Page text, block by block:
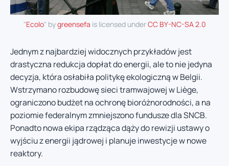
"Ecolo" bygreensefa is licensed underCC BY-NC-SA 2.0
Jednym z najbardziej widocznych przykładów jest
drastyczna redukcja dopłat do energii, ale to nie jedyna
decyzja, która osłabiła politykę ekologiczną w Belgii.
Wstrzymano rozbudowę sieci tramwajowej w Liège,
ograniczono budżet na ochronę bioróżnorodności, a na
poziomie federalnym zmniejszono fundusze dla SNCB.
Ponadto nowa ekipa rządząca dąży do rewizji ustawy o
wyjściu z energii jądrowej i planuje inwestycje w nowe
reaktory.